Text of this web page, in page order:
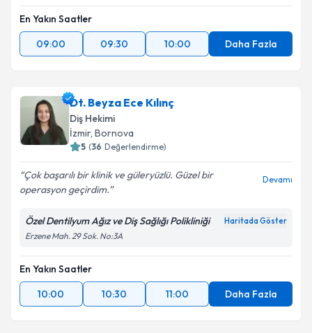
En Yakın Saatler
09:00
09:30 10:00 Daha Fazla
Dt. Beyza Ece Kılınç
Diş Hekimi
İzmir, Bornova
5 (36 Değerlendirme)
Çok başarılı bir klinik ve güleryüzlü. Güzel bir
operasyon geçirdim.
Devamı
Özel Dentilyum Ağız ve Diş Sağlığı Polikliniği Haritada Göster
Erzene Mah. 29 Sok. No:3A
En Yakın Saatler
10:00
10:30 11:00 Daha Fazla